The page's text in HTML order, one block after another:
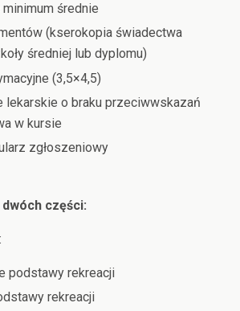
średnie
(kserokopia świadectwa
średniej lub dyplomu)
(3,5×4,5)
lekarskie o braku przeciwwskazań
w kursie
zgłoszeniowy
dwóch części:
:
podstawy rekreacji
rekreacji